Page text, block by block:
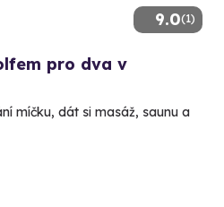
9.0(1)
pro dva v
míčku, dát si masáž, saunu a